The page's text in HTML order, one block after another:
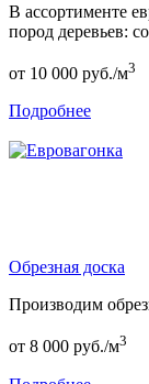
В ассортименте
пород деревьев:
от 10 000 руб./м3
Подробнее
Обрезная доска
Производим
от 8 000 руб./м3